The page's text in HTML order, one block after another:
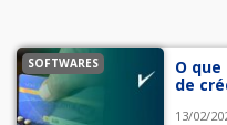
SOFTWARES
O
de
13/02/